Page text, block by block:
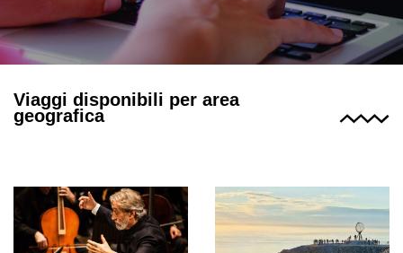
Viaggi disponibili per area
geografica